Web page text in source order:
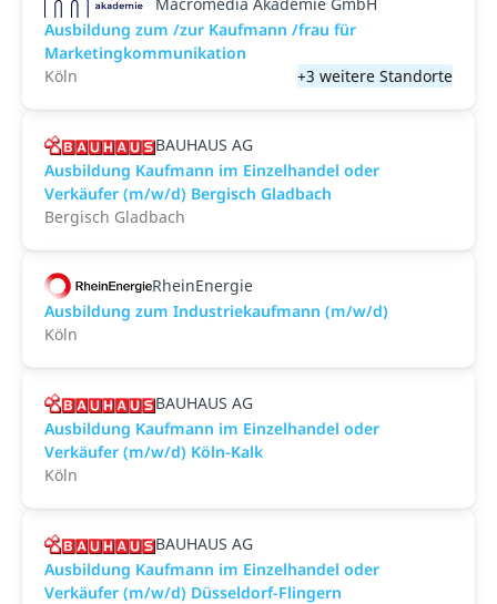
Ausbildung zum /zur Kaufmann /frau für
Marketingkommunikation
Köln
+3 weitere Standorte
BAUHAUS AG
Ausbildung Kaufmann im Einzelhandel oder
Verkäufer (m/w/d) Bergisch Gladbach
Bergisch Gladbach
RheinEnergie
Ausbildung zum Industriekaufmann (m/w/d)
Köln
BAUHAUS AG
Ausbildung Kaufmann im Einzelhandel oder
Verkäufer (m/w/d) Köln-Kalk
Köln
BAUHAUS AG
Ausbildung Kaufmann im Einzelhandel oder
Verkäufer (m/w/d) Düsseldorf-Flingern